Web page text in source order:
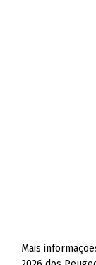
Mais